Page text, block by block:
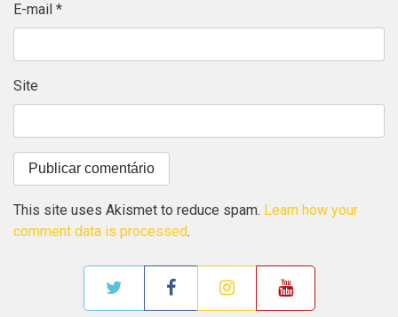
E-mail *
Site
This site uses Akismet to reduce spam. Learn how your
comment data is processed.